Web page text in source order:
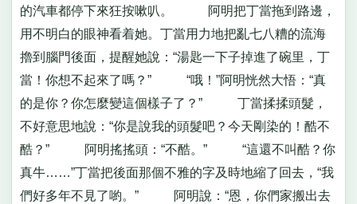
的汽車都停下來狂按嗽叭。 阿明把丁當拖到路邊，
用不明白的眼神看着她。丁當用力地把亂七八糟的流海
擼到腦門後面，提醒她說：“湯匙一下子掉進了碗里，丁
當！你想不起來了嗎？” “哦！”阿明恍然大悟：“真
的是你？你怎麼變這個樣子了？” 丁當揉揉頭髮，
不好意思地說：“你是說我的頭髮吧？今天剛染的！酷不
酷？” 阿明搖搖頭：“不酷。” “這還不叫酷？你
真牛……”丁當把後面那個不雅的字及時地縮了回去，“我
們好多年不見了喲。” 阿明說：“恩，你們家搬出去